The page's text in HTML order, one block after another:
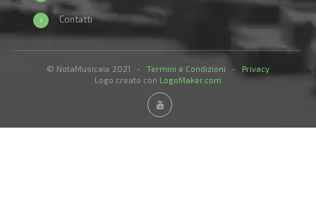
Contatti
© NotaMusicale 2021 - Termini e Condizioni - Privacy
Logo creato con LogoMaker.com